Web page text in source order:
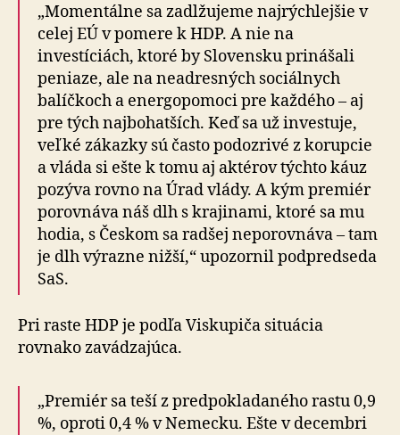
„Momentálne sa zadlžujeme najrýchlejšie v
celej EÚ v pomere k HDP. A nie na
investíciách, ktoré by Slovensku prinášali
peniaze, ale na neadresných sociálnych
balíčkoch a energopomoci pre každého – aj
pre tých najbohatších. Keď sa už investuje,
veľké zákazky sú často podozrivé z korupcie
a vláda si ešte k tomu aj aktérov týchto káuz
pozýva rovno na Úrad vlády. A kým premiér
porovnáva náš dlh s krajinami, ktoré sa mu
hodia, s Českom sa radšej neporovnáva – tam
je dlh výrazne nižší,“ upozornil podpredseda
SaS.
Pri raste HDP je podľa Viskupiča situácia
rovnako zavádzajúca.
„Premiér sa teší z predpokladaného rastu 0,9
%, oproti 0,4 % v Nemecku. Ešte v decembri